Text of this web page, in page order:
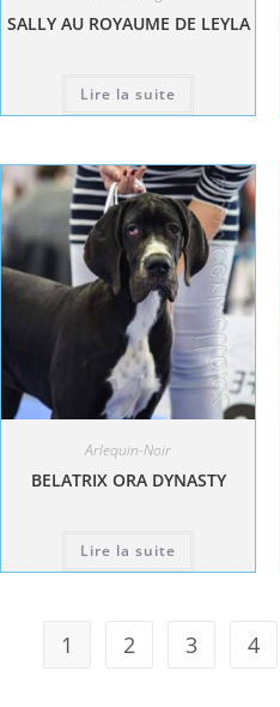
SALLY AU ROYAUME DE LEYLA
Lire la suite
Arlequin-Noir
BELATRIX ORA DYNASTY
Lire la suite
1 2 3 4